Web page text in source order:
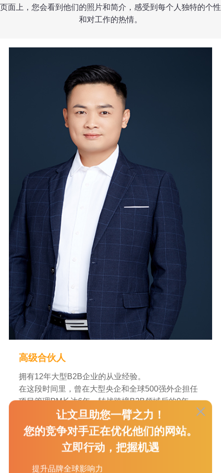
页面上，您会看到他们的照片和简介，感受到每个人独特的个性
和对工作的热情。
⾼级合伙⼈
拥有12年大型B2B企业的从业经验。
在这段时间里，曾在大型央企和全球500强外企担任
项目管理PM⻓达6年。转战跨境B2B领域后的9年
里，他不仅深入理解跨境B2B和B2C业务，还积累了
丰富的实战经验。他擅⻓构建和管理B2B业务团队，
曾带领团队在全球第一B2B平台上赢得全国业务开拓
第一名的佳绩。此外，他还成功孵化多个行业领军企
业，协助他们从零基础走向线上TOP10的水平，展示
让文旦助您一臂之力！
您的竞争对手正在优化他们的网站。
立即行动，把握机遇
提升品牌全球影响力